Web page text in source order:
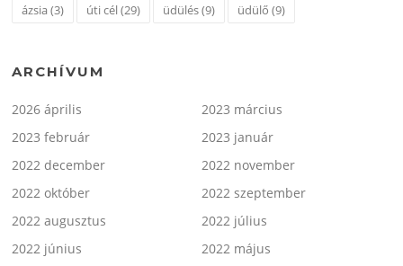
ázsia(3) úti cél(29) üdülés(9) üdülő (9)
ARCHÍVUM
2026 április
2023 március
2023 február
2023 január
2022 december
2022 november
2022 október
2022 szeptember
2022 augusztus
2022 július
2022 június
2022 május